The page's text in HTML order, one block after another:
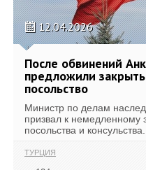
12.04.2026
После обвинений
предложили
посольство
Министр по делам
призвал к немедленному
посольства и консульства...
ТУРЦИЯ